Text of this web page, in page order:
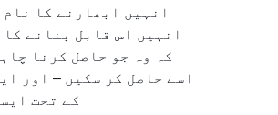
انہیں ابھارنے کا نام
انہیں اس قابل بنانے کا
کہ وہ جو حاصل کرنا
اسے حاصل کر سکیں – اور
کے تحت